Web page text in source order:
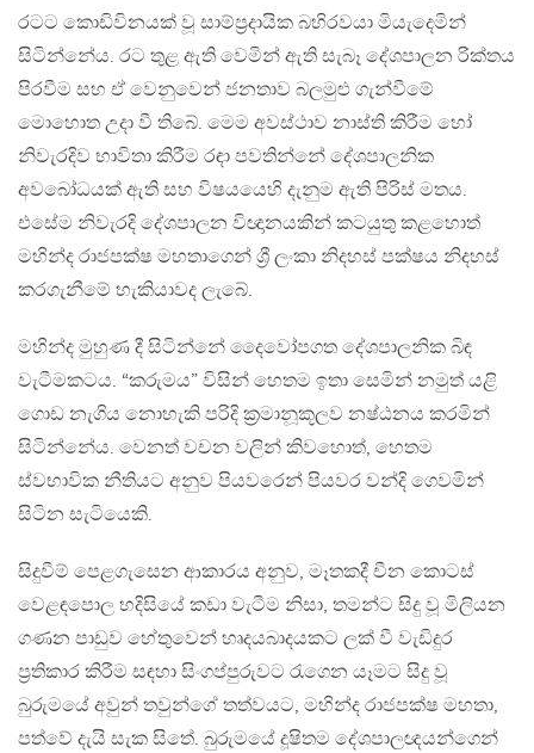
රටට කොඩිවිනයක් වූ සාම්ප්‍රදායික බහිරවයා මියැදෙමින්
සිටින්නේය. රට තුළ ඇති වෙමින් ඇති සැබෑ දේශපාලන රික්තය
පිරවීම සහ ඒ වෙනුවෙන් ජනතාව බලමුළු ගැන්වීමේ
මොහොත උදා වී තිබේ. මෙම අවස්ථාව නාස්ති කිරීම හෝ
නිවැරදිව භාවිතා කිරීම රඳා පවතින්නේ දේශපාලනික
අවබෝධයක් ඇති සහ විෂයයෙහි දැනුම ඇති පිරිස් මතය.
එසේම නිවැරදි දේශපාලන විඥානයකින් කටයුතු කළහොත්
මහින්ද රාජපක්ෂ මහතාගෙන් ශ්‍රී ලංකා නිදහස් පක්ෂය නිදහස්
කරගැනීමේ හැකියාවද ලැබේ.
මහින්ද මුහුණ දී සිටින්නේ දෛවෝපගත දේශපාලනික බිඳ
වැටීමකටය. “කරුමය” විසින් හෙතම ඉතා සෙමින් නමුත් යළි
ගොඩ නැගිය නොහැකි පරිදි ක්‍රමානූකූලව නෂ්ඨනය කරමින්
සිටින්නේය. වෙනත් වචන වලින් කිවහොත්, හෙතම
ස්වභාවික නීතියට අනුව පියවරෙන් පියවර වන්දි ගෙවමින්
සිටින සැටියෙකි.
සිදුවීම් පෙළගැසෙන ආකාරය අනුව, මෑතකදී චීන කොටස්
වෙළඳපොල හදිසියේ කඩා වැටීම නිසා, තමන්ට සිදු වූ මිලියන
ගණන පාඩුව හේතුවෙන් හෘදයබාදයකට ලක් වී වැඩිදුර
ප්‍රතිකාර කිරීම සඳහා සිංගප්පුරුවට රැගෙන යෑමට සිදු වූ
බුරුමයේ අවුන් තවුන්ගේ තත්වයට, මහින්ද රාජපක්ෂ මහතා,
පත්වේ දැයි සැක සිතේ. බුරුමයේ දූෂිතම දේශපාලඥයන්ගෙන්